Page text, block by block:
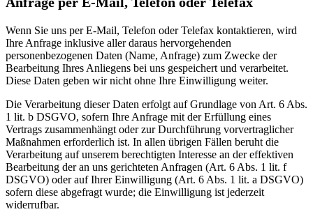
Wenn Sie uns per E-Mail, Telefon oder Telefax kontaktieren, wird
Ihre Anfrage inklusive aller daraus hervorgehenden
personenbezogenen Daten (Name, Anfrage) zum Zwecke der
Bearbeitung Ihres Anliegens bei uns gespeichert und verarbeitet.
Diese Daten geben wir nicht ohne Ihre Einwilligung weiter.
Die Verarbeitung dieser Daten erfolgt auf Grundlage von Art. 6 Abs.
1 lit. b DSGVO, sofern Ihre Anfrage mit der Erfüllung eines
Vertrags zusammenhängt oder zur Durchführung vorvertraglicher
Maßnahmen erforderlich ist. In allen übrigen Fällen beruht die
Verarbeitung auf unserem berechtigten Interesse an der effektiven
Bearbeitung der an uns gerichteten Anfragen (Art. 6 Abs. 1 lit. f
DSGVO) oder auf Ihrer Einwilligung (Art. 6 Abs. 1 lit. a DSGVO)
sofern diese abgefragt wurde; die Einwilligung ist jederzeit
widerrufbar.